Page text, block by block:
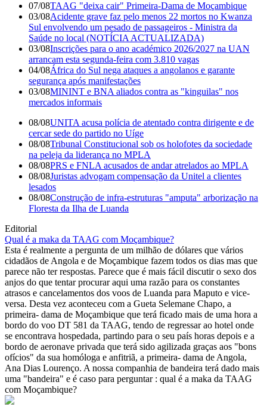
07/08TAAG "deixa cair" Primeira-Dama de Moçambique
03/08Acidente grave faz pelo menos 22 mortos no Kwanza
Sul envolvendo um pesado de passageiros - Ministra da
Saúde no local (NOTÍCIA ACTUALIZADA)
03/08Inscrições para o ano académico 2026/2027 na UAN
arrancam esta segunda-feira com 3.810 vagas
04/08África do Sul nega ataques a angolanos e garante
segurança após manifestações
03/08MININT e BNA aliados contra as "kinguilas" nos
mercados informais
08/08UNITA acusa polícia de atentado contra dirigente e de
cercar sede do partido no Uíge
08/08Tribunal Constitucional sob os holofotes da sociedade
na peleja da liderança no MPLA
08/08PRS e FNLA acusados de andar atrelados ao MPLA
08/08Juristas advogam compensação da Unitel a clientes
lesados
08/08Construção de infra-estruturas "amputa" arborização na
Floresta da Ilha de Luanda
Editorial
Qual é a maka da TAAG com Moçambique?
Esta é realmente a pergunta de um milhão de dólares que vários
cidadãos de Angola e de Moçambique fazem todos os dias mas que
parece não ter respostas. Parece que é mais fácil discutir o sexo dos
anjos do que tentar procurar aqui uma razão para os constantes
atrasos e cancelamentos dos voos de Luanda para Maputo e vice-
versa. Desta vez aconteceu com a Gueta Selemane Chapo, a
primeira- dama de Moçambique que terá ficado mais de uma hora a
bordo do voo DT 581 da TAAG, tendo de regressar ao hotel onde
se encontrava hospedada, partindo para o seu país horas depois e a
bordo de aeronave privada que terá sido agilizada graças aos "bons
ofícios" da sua homóloga e anfitriã, a primeira- dama de Angola,
Ana Dias Lourenço. A nossa companhia de bandeira terá dado mais
uma "bandeira" e é caso para perguntar : qual é a maka da TAAG
com Moçambique?